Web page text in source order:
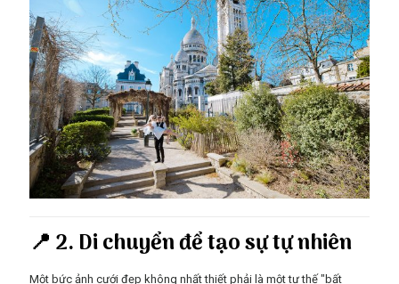
📍 2. Di chuyển để tạo sự tự nhiên
Một bức ảnh cưới đẹp không nhất thiết phải là một tư thế "bất